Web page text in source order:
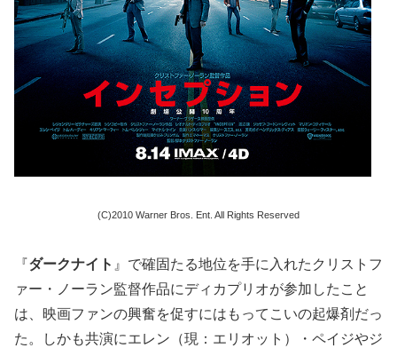
(C)2010 Warner Bros. Ent. All Rights Reserved
『ダークナイト 』で確固たる地位を手に入れたクリストフ
ァー・ノーラン監督作品にディカプリオが参加したこと
は、映画ファンの興奮を促すにはもってこいの起爆剤だっ
た。しかも共演にエレン（現：エリオット）・ペイジやジ